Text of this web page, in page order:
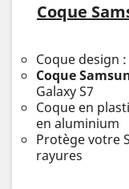
Coque
Coque design
Coque
Galaxy S7
Coque en
en aluminium
Protège votre
rayures